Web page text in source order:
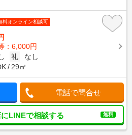
料オンライン相談可
：6,000円
礼
なし
29㎡
電話で問合せ
LINEで相談する 無料